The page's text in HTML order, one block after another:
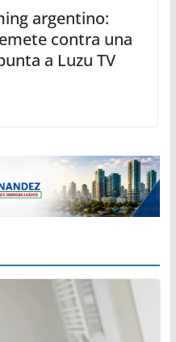
argentino:
contra una
a Luzu TV